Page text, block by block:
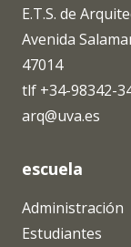
E.T.S. de
Avenida
47014
tlf +34-98342-
arq@uva.es
escuela
Administración
Estudiantes